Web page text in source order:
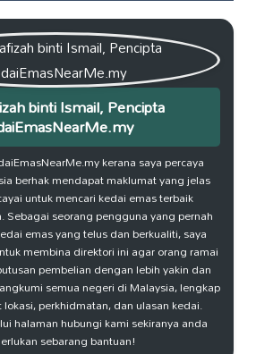
binti Ismail, Pencipta
kerana saya percaya
berhak mendapat maklumat yang jelas
untuk mencari kedai emas terbaik
Sebagai seorang pengguna yang pernah
emas yang telus dan berkualiti, saya
membina direktori ini agar orang ramai
pembelian dengan lebih yakin dan
semua negeri di Malaysia, lengkap
perkhidmatan, dan ulasan kedai.
halaman hubungi kami sekiranya anda
sebarang bantuan!